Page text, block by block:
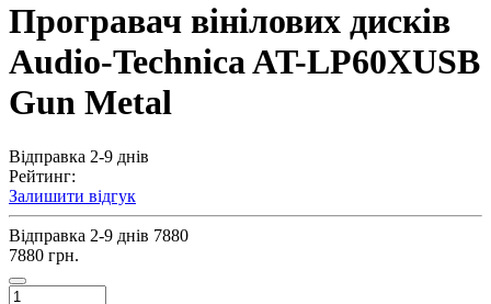
Програвач вінілових дисків
Audio-Technica AT-LP60XUSB
Gun Metal
Відправка 2-9 днів
Рейтинг:
Залишити відгук
Відправка 2-9 днів 7880
7880 грн.